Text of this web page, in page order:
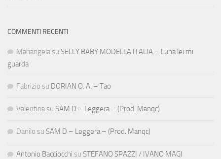
COMMENTI RECENTI
Mariangela su SELLY BABY MODELLA ITALIA – Luna lei mi
guarda
Fabrizio su DORIAN O. A. – Tao
Valentina su SAM D – Leggera – (Prod. Manqc)
Danilo su SAM D – Leggera – (Prod. Manqc)
Antonio Bacciocchi su STEFANO SPAZZI / IVANO MAGI